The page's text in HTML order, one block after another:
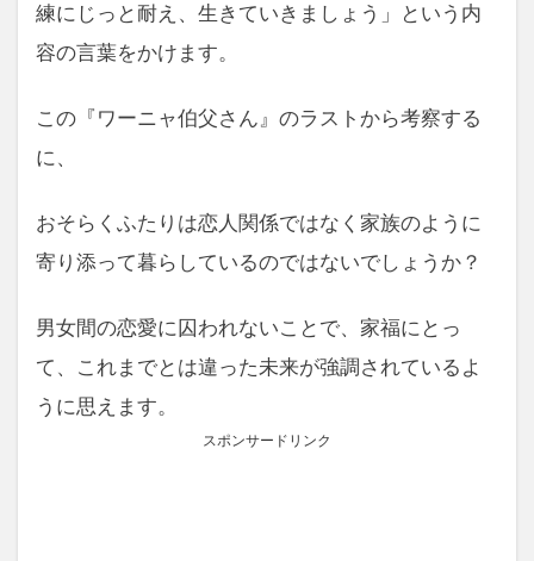
練にじっと耐え、生きていきましょう」という内
容の言葉をかけます。
この『ワーニャ伯父さん』のラストから考察する
に、
おそらくふたりは恋人関係ではなく家族のように
寄り添って暮らしているのではないでしょうか？
男女間の恋愛に囚われないことで、家福にとっ
て、これまでとは違った未来が強調されているよ
うに思えます。
スポンサードリンク